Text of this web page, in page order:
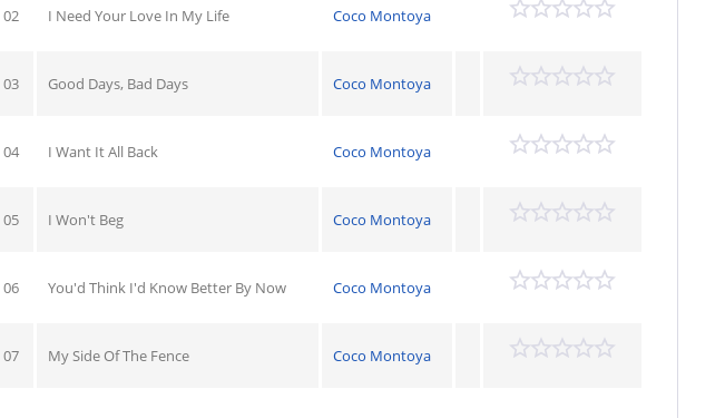
02 I Need Your Love In My Life Coco Montoya
03 Good Days, Bad Days Coco Montoya
04 I Want It All Back Coco Montoya
05 I Won't Beg Coco Montoya
06 You'd Think I'd Know Better By Now Coco Montoya
07 My Side Of The Fence Coco Montoya